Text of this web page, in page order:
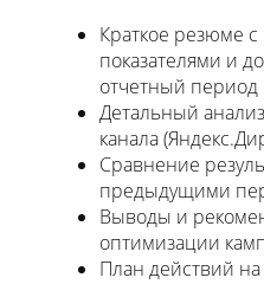
Краткое резюме
показателями и
отчетный период
Детальный
канала
Сравнение
предыдущими
Выводы и
оптимизации
План действий